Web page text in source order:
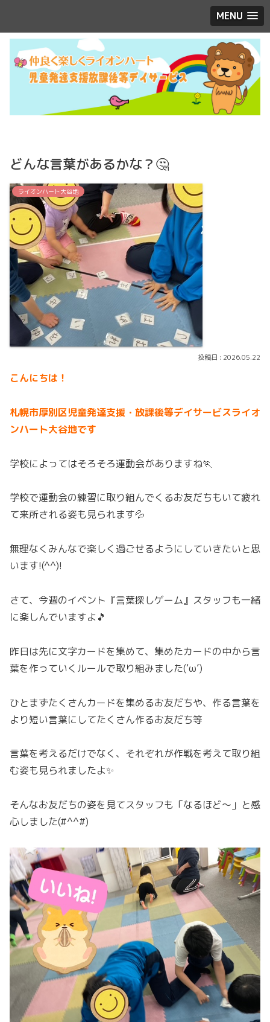
MENU
どんな言葉があるかな？🤔
ライオンハート大谷地
2026.05.22
こんにちは！
札幌市厚別区児童発達支援・放課後等デイサービスライオ
ンハート大谷地です
学校によってはそろそろ運動会がありますね🏃
学校で運動会の練習に取り組んでくるお友だちもいて疲れ
て来所される姿も見られます💦
無理なくみんなで楽しく過ごせるようにしていきたいと思
います!(^^)!
さて、今週のイベント『言葉探しゲーム』スタッフも一緒
に楽しんでいますよ🎵
昨日は先に文字カードを集めて、集めたカードの中から言
葉を作っていくルールで取り組みました(‘ω’)
ひとまずたくさんカードを集めるお友だちや、作る言葉を
より短い言葉にしてたくさん作るお友だち等
言葉を考えるだけでなく、それぞれが作戦を考えて取り組
む姿も見られましたよ✨
そんなお友だちの姿を見てスタッフも「なるほど～」と感
心しました(#^^#)